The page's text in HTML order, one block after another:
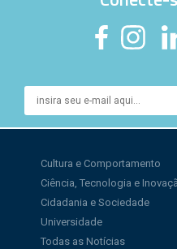
Cultura e Comportamento
Ciência, Tecnologia e
Cidadania e Sociedade
Universidade
Todas as Notícias